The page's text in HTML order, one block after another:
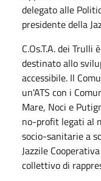
delegato alle
presidente della
C.Os.T.A. dei
destinato allo
accessibile. Il
un'ATS con i
Mare, Noci e
no-profit legati al
socio-sanitarie a
Jazzile
collettivo di